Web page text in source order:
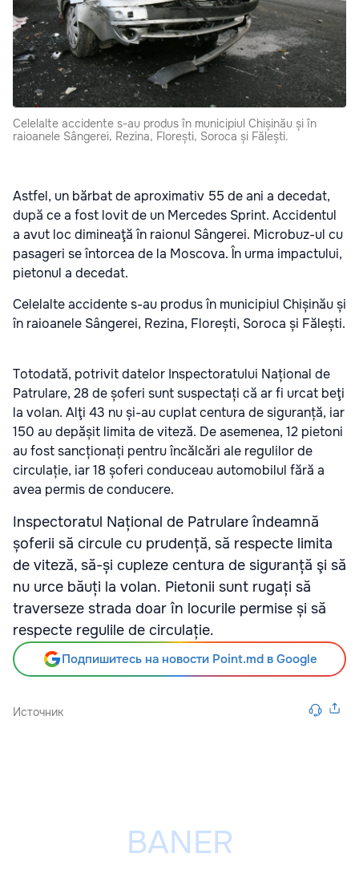
Celelalte accidente s-au produs în municipiul Chișinău și în
raioanele Sângerei, Rezina, Florești, Soroca și Fălești.
Astfel, un bărbat de aproximativ 55 de ani a decedat,
după ce a fost lovit de un Mercedes Sprint. Accidentul
a avut loc dimineaţă în raionul Sângerei. Microbuz-ul cu
pasageri se întorcea de la Moscova. În urma impactului,
pietonul a decedat.
Celelalte accidente s-au produs în municipiul Chișinău și
în raioanele Sângerei, Rezina, Florești, Soroca și Fălești.
Totodată, potrivit datelor Inspectoratului Național de
Patrulare, 28 de șoferi sunt suspectați că ar fi urcat beţi
la volan. Alţi 43 nu și-au cuplat centura de siguranță, iar
150 au depășit limita de viteză. De asemenea, 12 pietoni
au fost sancționați pentru încălcări ale regulilor de
circulație, iar 18 șoferi conduceau automobilul fără a
avea permis de conducere.
Inspectoratul Național de Patrulare îndeamnă
șoferii să circule cu prudență, să respecte limita
de viteză, să-și cupleze centura de siguranță şi să
nu urce băuți la volan. Pietonii sunt rugați să
traverseze strada doar în locurile permise și să
respecte regulile de circulație.
Подпишитесь на новости Point.md в Google
Источник